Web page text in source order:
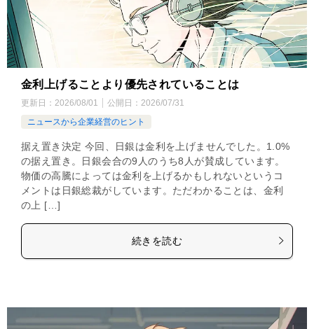
金利上げることより優先されていることは
更新日： 2026/08/01 公開日： 2026/07/31
ニュースから企業経営のヒント
据え置き決定 今回、日銀は金利を上げませんでした。1.0%
の据え置き。日銀会合の9人のうち8人が賛成しています。
物価の高騰によっては金利を上げるかもしれないというコ
メントは日銀総裁がしています。ただわかることは、金利
の上 […]
続きを読む